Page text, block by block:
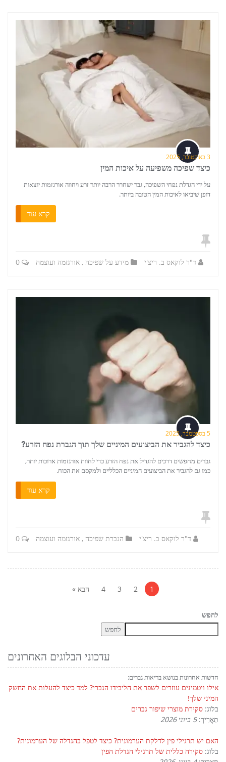
3 באוקטובר, 2025
כיצד שפיכה משפיעה על איכות המין
על ידי הגדלת נפחי השפיכה, גבר ישחרר הרבה יותר זרע ויחווה אורגזמות יוצאות
דופן שיביאו לאיכות המין הטובה ביותר.
קרא עוד
ד"ר לוקאס ב. ריצ'י מידע על שפיכה , אורגזמה ועוצמה
5 בספטמבר, 2025
כיצד להגביר את הביצועים המיניים שלך תוך הגברת נפח הזרע?
גברים מחפשים דרכים להגדיל את נפח הזרע כדי לחוות אורגזמות ארוכות יותר,
כמו גם להגביר את הביצועים המיניים הכלליים ולמקסם את הכוח.
קרא עוד
ד"ר לוקאס ב. ריצ'י הגברת שפיכה , אורגזמה ועוצמה
1
2
3
4 הבא »
לחפש
לחפש
עדכוני הבלוגים האחרונים
חדשות אחרונות בנושא בריאות גברים:
אילו ויטמינים עוזרים לשפר את הליבידו הגברי? למד כיצד להעלות את החשק
המיני שלך!
בלוג: סקירת מוצרי שיפור גברים
תַאֲרִיך:5 ביוני 2026
האם יש תרגילי פין לדלקת הערמונית? כיצד לטפל בהגדלה של הערמונית?
בלוג: סקירה כללית של תרגילי הגדלת הפין